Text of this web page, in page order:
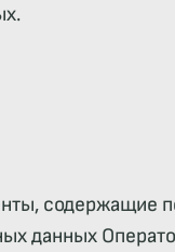
содержащие
данных